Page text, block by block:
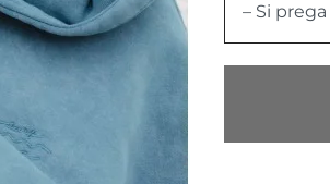
– Si